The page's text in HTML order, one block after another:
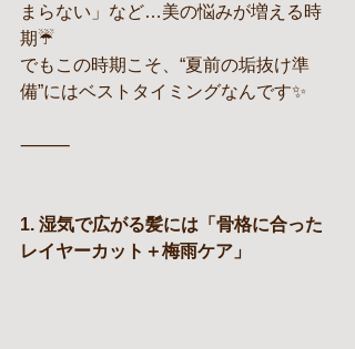
まらない」など…美の悩みが増える時
期☔
でもこの時期こそ、“夏前の垢抜け準
備”にはベストタイミングなんです✨
⸻
1. 湿気で広がる髪には「骨格に合った
レイヤーカット＋梅雨ケア」